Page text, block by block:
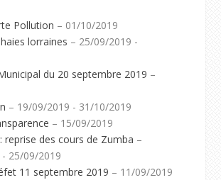
Pollution – 01/10/2019
lorraines – 25/09/2019 -
du 20 septembre 2019 –
– 19/09/2019 - 31/10/2019
– 15/09/2019
reprise des cours de Zumba –
25/09/2019
11 septembre 2019 – 11/09/2019